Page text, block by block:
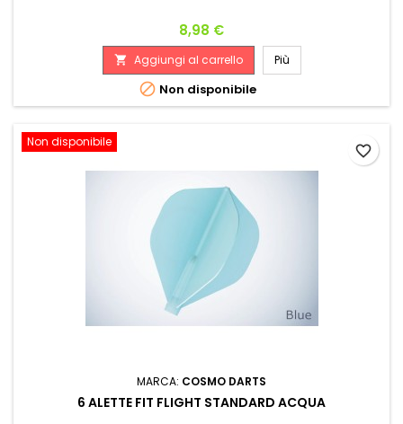
Prezzo
8,98 €
 Aggiungi al carrello Più
 Non disponibile
Non disponibile
MARCA: COSMO DARTS
6 ALETTE FIT FLIGHT STANDARD ACQUA
favorite_border